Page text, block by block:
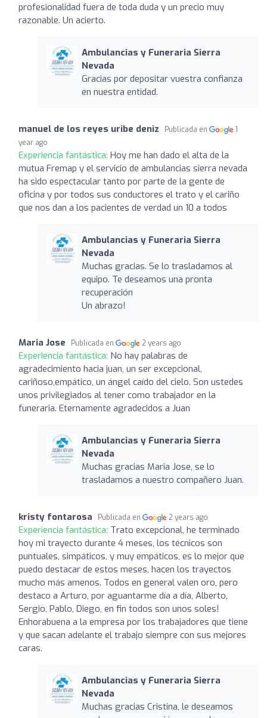
profesionalidad fuera de toda duda y un precio muy
razonable. Un acierto.
Ambulancias y Funeraria Sierra
Nevada
Gracias por depositar vuestra confianza
en nuestra entidad.
manuel de los reyes uribe deniz Publicada en
1
year ago
Experiencia fantástica: Hoy me han dado el alta de la
mutua Fremap y el servicio de ambulancias sierra nevada
ha sido espectacular tanto por parte de la gente de
oficina y por todos sus conductores el trato y el cariño
que nos dan a los pacientes de verdad un 10 a todos
Ambulancias y Funeraria Sierra
Nevada
Muchas gracias. Se lo trasladamos al
equipo. Te deseamos una pronta
recuperación
Un abrazo!
Maria Jose Publicada en 2 years ago
Experiencia fantástica: No hay palabras de
agradecimiento hacia juan, un ser excepcional,
cariñoso,empático, un ángel caído del cielo. Son ustedes
unos privilegiados al tener como trabajador en la
funeraria. Eternamente agradecidos a Juan
Ambulancias y Funeraria Sierra
Nevada
Muchas gracias Maria Jose, se lo
trasladamos a nuestro compañero Juan.
kristy fontarosa Publicada en 2 years ago
Experiencia fantástica: Trato excepcional, he terminado
hoy mi trayecto durante 4 meses, los técnicos son
puntuales, simpáticos, y muy empáticos, es lo mejor que
puedo destacar de estos meses, hacen los trayectos
mucho más amenos. Todos en general valen oro, pero
destaco a Arturo, por aguantarme día a día, Alberto,
Sergio, Pablo, Diego, en fin todos son unos soles!
Enhorabuena a la empresa por los trabajadores que tiene
y que sacan adelante el trabajo siempre con sus mejores
caras.
Ambulancias y Funeraria Sierra
Nevada
Muchas gracias Cristina, le deseamos